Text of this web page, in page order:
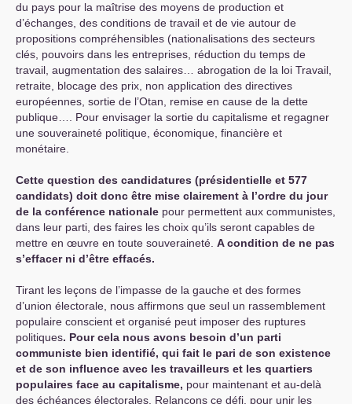
du pays pour la maîtrise des moyens de production et
d’échanges, des conditions de travail et de vie autour de
propositions compréhensibles (nationalisations des secteurs
clés, pouvoirs dans les entreprises, réduction du temps de
travail, augmentation des salaires… abrogation de la loi Travail,
retraite, blocage des prix, non application des directives
européennes, sortie de l’Otan, remise en cause de la dette
publique…. Pour envisager la sortie du capitalisme et regagner
une souveraineté politique, économique, financière et
monétaire.
Cette question des candidatures (présidentielle et 577
candidats) doit donc être mise clairement à l’ordre du jour
de la conférence nationale pour permettent aux communistes,
dans leur parti, des faires les choix qu’ils seront capables de
mettre en œuvre en toute souveraineté. A condition de ne pas
s’effacer ni d’être effacés.
Tirant les leçons de l’impasse de la gauche et des formes
d’union électorale, nous affirmons que seul un rassemblement
populaire conscient et organisé peut imposer des ruptures
politiques. Pour cela nous avons besoin d’un parti
communiste bien identifié, qui fait le pari de son existence
et de son influence avec les travailleurs et les quartiers
populaires face au capitalisme, pour maintenant et au-delà
des échéances électorales. Relançons ce défi, pour unir les